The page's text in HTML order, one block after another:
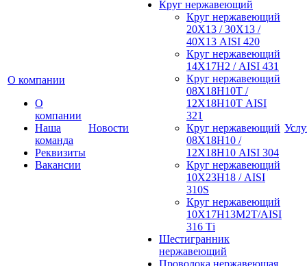
О компании
О
компании
Наша
команда
Реквизиты
Вакансии
Новости
Круг нержавеющий
Круг нержавеющий
20Х13 / 30Х13 /
40Х13 AISI 420
Круг нержавеющий
14Х17Н2 / AISI 431
Круг нержавеющий
08Х18Н10Т /
12Х18Н10Т AISI
321
Круг нержавеющий
08Х18Н10 /
12Х18Н10 AISI 304
Круг нержавеющий
10Х23Н18 / AISI
310S
Круг нержавеющий
10Х17Н13М2Т/AISI
316 Тi
Шестигранник
нержавеющий
Проволока нержавеющая